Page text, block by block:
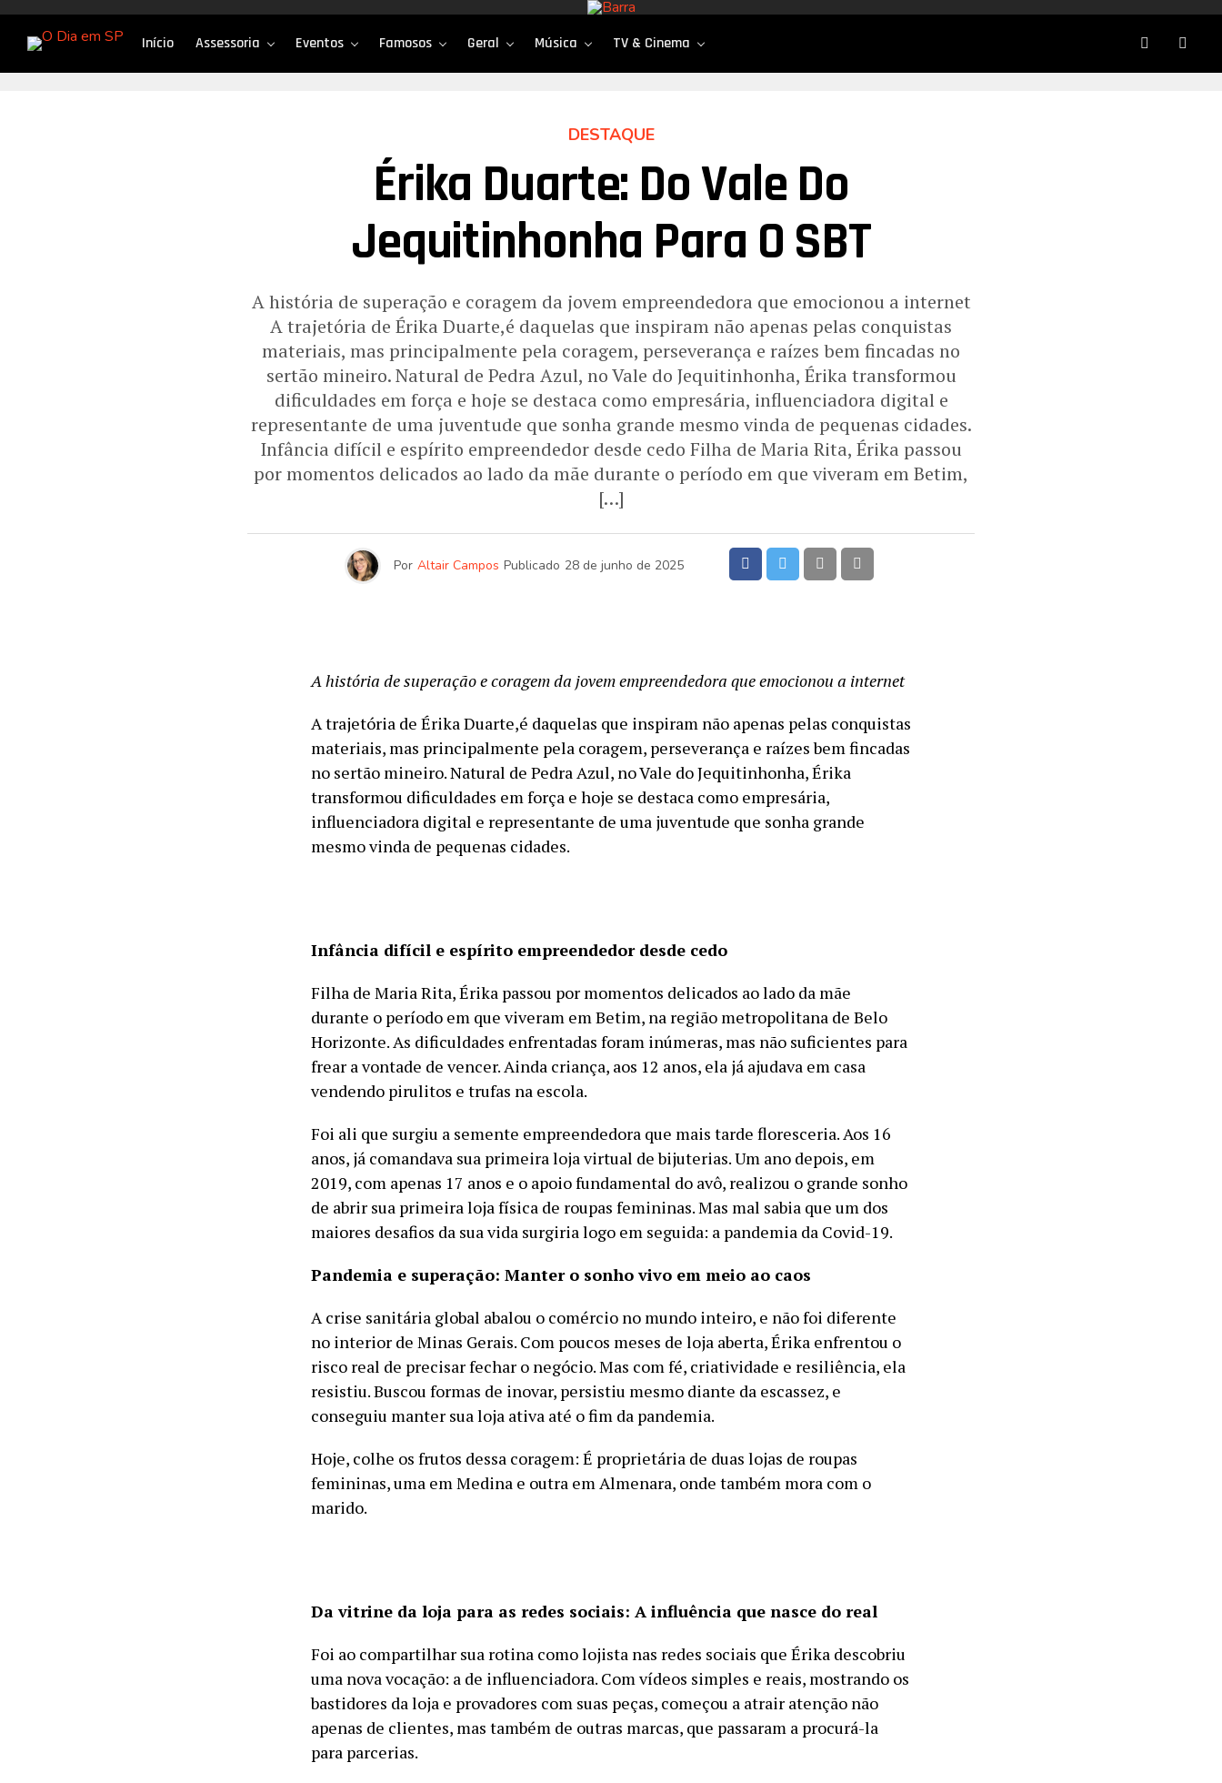
Início Assessoria Eventos Famosos Geral Música TV & Cinema
DESTAQUE
Érika Duarte: Do Vale Do
Jequitinhonha Para O SBT
A história de superação e coragem da jovem empreendedora que emocionou a internet
A trajetória de Érika Duarte,é daquelas que inspiram não apenas pelas conquistas
materiais, mas principalmente pela coragem, perseverança e raízes bem fincadas no
sertão mineiro. Natural de Pedra Azul, no Vale do Jequitinhonha, Érika transformou
dificuldades em força e hoje se destaca como empresária, influenciadora digital e
representante de uma juventude que sonha grande mesmo vinda de pequenas cidades.
Infância difícil e espírito empreendedor desde cedo Filha de Maria Rita, Érika passou
por momentos delicados ao lado da mãe durante o período em que viveram em Betim,
[…]
Por Altair Campos Publicado 28 de junho de 2025
A história de superação e coragem da jovem empreendedora que emocionou a internet
A trajetória de Érika Duarte,é daquelas que inspiram não apenas pelas conquistas
materiais, mas principalmente pela coragem, perseverança e raízes bem fincadas
no sertão mineiro. Natural de Pedra Azul, no Vale do Jequitinhonha, Érika
transformou dificuldades em força e hoje se destaca como empresária,
influenciadora digital e representante de uma juventude que sonha grande
mesmo vinda de pequenas cidades.
Infância difícil e espírito empreendedor desde cedo
Filha de Maria Rita, Érika passou por momentos delicados ao lado da mãe
durante o período em que viveram em Betim, na região metropolitana de Belo
Horizonte. As dificuldades enfrentadas foram inúmeras, mas não suficientes para
frear a vontade de vencer. Ainda criança, aos 12 anos, ela já ajudava em casa
vendendo pirulitos e trufas na escola.
Foi ali que surgiu a semente empreendedora que mais tarde floresceria. Aos 16
anos, já comandava sua primeira loja virtual de bijuterias. Um ano depois, em
2019, com apenas 17 anos e o apoio fundamental do avô, realizou o grande sonho
de abrir sua primeira loja física de roupas femininas. Mas mal sabia que um dos
maiores desafios da sua vida surgiria logo em seguida: a pandemia da Covid-19.
Pandemia e superação: Manter o sonho vivo em meio ao caos
A crise sanitária global abalou o comércio no mundo inteiro, e não foi diferente
no interior de Minas Gerais. Com poucos meses de loja aberta, Érika enfrentou o
risco real de precisar fechar o negócio. Mas com fé, criatividade e resiliência, ela
resistiu. Buscou formas de inovar, persistiu mesmo diante da escassez, e
conseguiu manter sua loja ativa até o fim da pandemia.
Hoje, colhe os frutos dessa coragem: É proprietária de duas lojas de roupas
femininas, uma em Medina e outra em Almenara, onde também mora com o
marido.
Da vitrine da loja para as redes sociais: A influência que nasce do real
Foi ao compartilhar sua rotina como lojista nas redes sociais que Érika descobriu
uma nova vocação: a de influenciadora. Com vídeos simples e reais, mostrando os
bastidores da loja e provadores com suas peças, começou a atrair atenção não
apenas de clientes, mas também de outras marcas, que passaram a procurá-la
para parcerias.